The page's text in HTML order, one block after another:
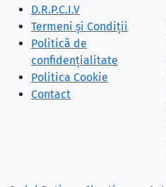
D.R.P.C.I.V
Termeni și Condiții
Politică de
confidențialitate
Politica Cookie
Contact